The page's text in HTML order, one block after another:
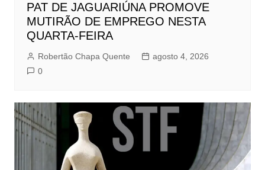
PAT DE JAGUARIÚNA PROMOVE
MUTIRÃO DE EMPREGO NESTA
QUARTA-FEIRA
Robertão Chapa Quente
agosto 4, 2026
0